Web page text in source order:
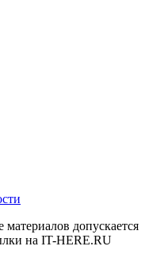
допускается
на IT-HERE.RU